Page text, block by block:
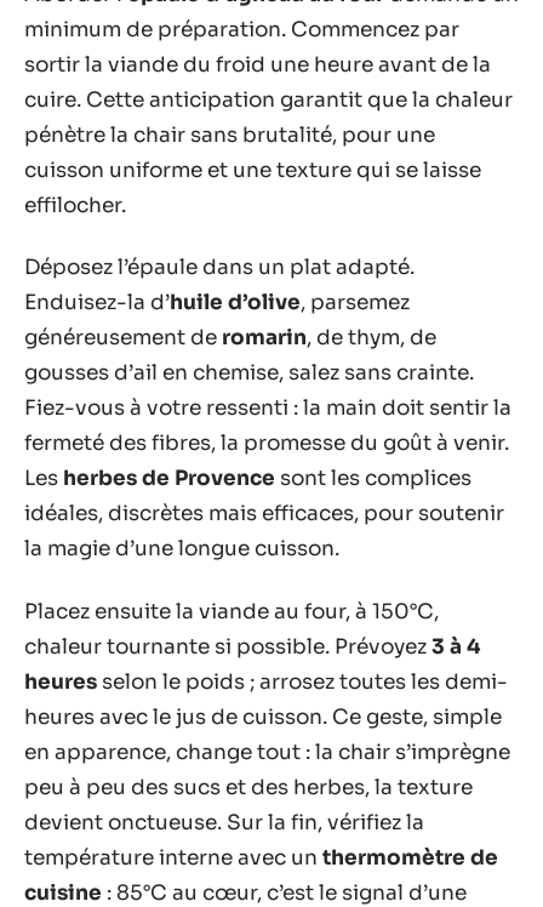
minimum de préparation. Commencez par
sortir la viande du froid une heure avant de la
cuire. Cette anticipation garantit que la chaleur
pénètre la chair sans brutalité, pour une
cuisson uniforme et une texture qui se laisse
effilocher.
Déposez l’épaule dans un plat adapté.
Enduisez-la d’huile d’olive, parsemez
généreusement de romarin, de thym, de
gousses d’ail en chemise, salez sans crainte.
Fiez-vous à votre ressenti : la main doit sentir la
fermeté des fibres, la promesse du goût à venir.
Les herbes de Provence sont les complices
idéales, discrètes mais efficaces, pour soutenir
la magie d’une longue cuisson.
Placez ensuite la viande au four, à 150°C,
chaleur tournante si possible. Prévoyez3 à 4
heures selon le poids ; arrosez toutes les demi-
heures avec le jus de cuisson. Ce geste, simple
en apparence, change tout : la chair s’imprègne
peu à peu des sucs et des herbes, la texture
devient onctueuse. Sur la fin, vérifiez la
température interne avec un thermomètre de
cuisine : 85°C au cœur, c’est le signal d’une